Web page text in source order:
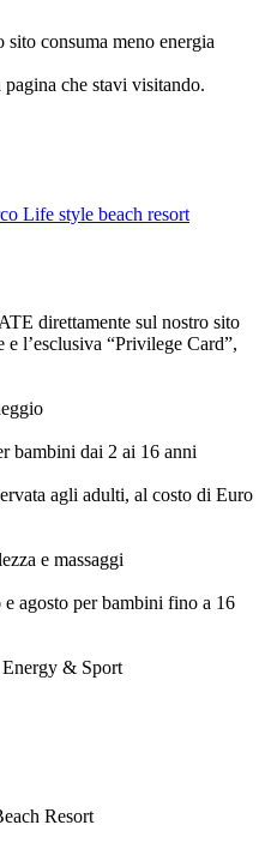
sito consuma meno energia
che stavi visitando.
Life style beach resort
direttamente sul nostro sito
l’esclusiva “Privilege Card”,
bambini dai 2 ai 16 anni
agli adulti, al costo di Euro
e massaggi
agosto per bambini fino a 16
& Sport
Resort